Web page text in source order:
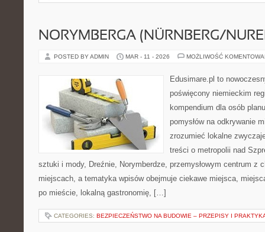
NORYMBERGA (NÜRNBERG/
POSTED BY ADMIN MAR - 11 - 2026 MOŻLIWOŚĆ
Edusimare.pl to
poświęcony niemieckim
kompendium dla osób
pomysłów na odkrywanie
zrozumieć lokalne
treści o metropolii nad
sztuki i mody, Dreźnie, Norymberdze, przemysłowym centrum z
miejscach, a tematyka wpisów obejmuje ciekawe miejsca,
po mieście, lokalną gastronomię, […]
CATEGORIES: BEZPIECZEŃSTWO NA BUDOWIE – PRZEPISY I